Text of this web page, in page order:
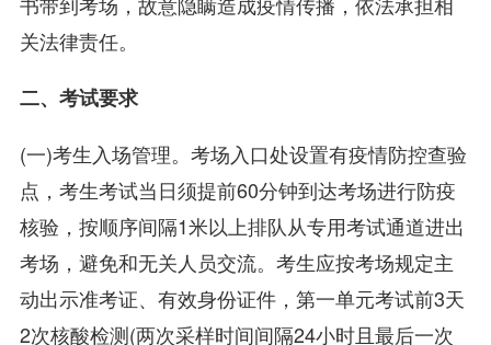
关法律责任。
二、考试要求
(一)考生入场管理。考场入口处设置有疫情防控查验
点，考生考试当日须提前60分钟到达考场进行防疫
核验，按顺序间隔1米以上排队从专用考试通道进出
考场，避免和无关人员交流。考生应按考场规定主
动出示准考证、有效身份证件，第一单元考试前3天
2次核酸检测(两次采样时间间隔24小时且最后一次